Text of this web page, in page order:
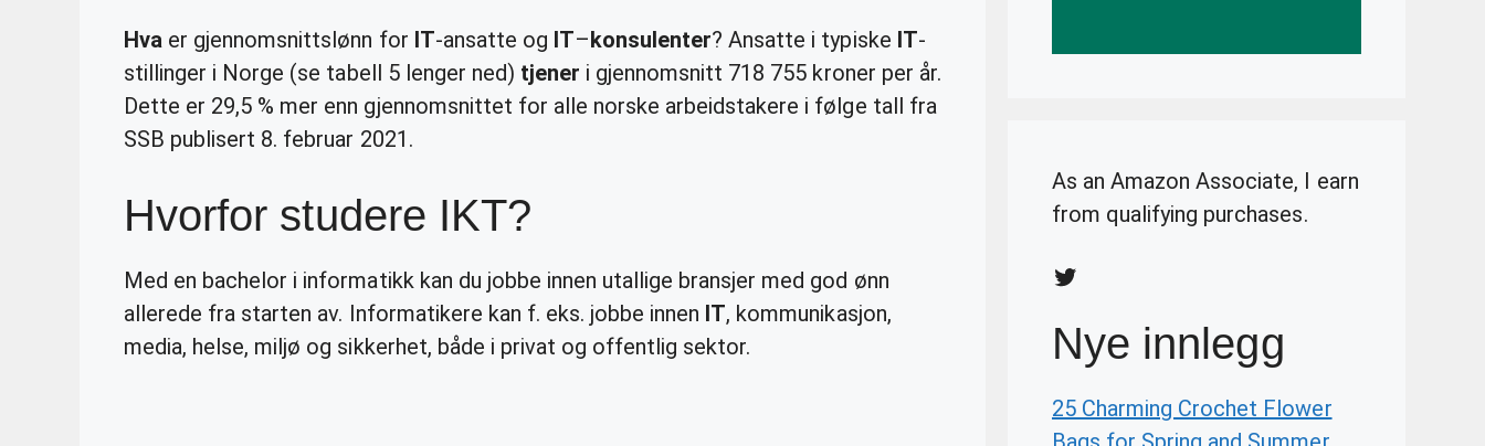
Hva er gjennomsnittslønn for IT-ansatte og IT–konsulenter? Ansatte i typiske IT-
stillinger i Norge (se tabell 5 lenger ned) tjener i gjennomsnitt 718 755 kroner per år.
Dette er 29,5 % mer enn gjennomsnittet for alle norske arbeidstakere i følge tall fra
SSB publisert 8. februar 2021.
Hvorfor studere IKT?
Med en bachelor i informatikk kan du jobbe innen utallige bransjer med god ønn
allerede fra starten av. Informatikere kan f. eks. jobbe innen IT, kommunikasjon,
media, helse, miljø og sikkerhet, både i privat og offentlig sektor.
As an Amazon Associate, I earn
from qualifying purchases.
Twitter
Nye innlegg
25 Charming Crochet Flower